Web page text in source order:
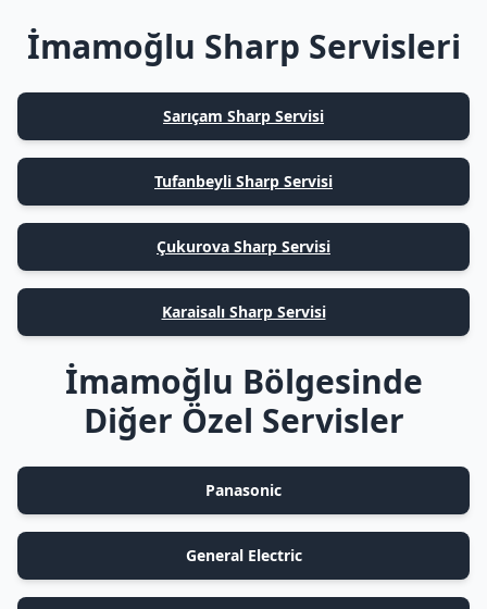
İmamoğlu Sharp Servisleri
Sarıçam Sharp Servisi
Tufanbeyli Sharp Servisi
Çukurova Sharp Servisi
Karaisalı Sharp Servisi
İmamoğlu Bölgesinde
Diğer Özel Servisler
Panasonic
General Electric